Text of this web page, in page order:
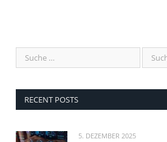
RECENT POSTS
5. DEZEMBER 2025